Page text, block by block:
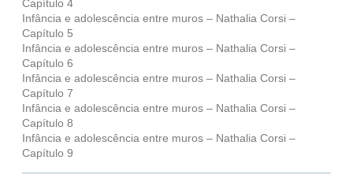
Capítulo 4
Infância e adolescência entre muros – Nathalia Corsi –
Capítulo 5
Infância e adolescência entre muros – Nathalia Corsi –
Capítulo 6
Infância e adolescência entre muros – Nathalia Corsi –
Capítulo 7
Infância e adolescência entre muros – Nathalia Corsi –
Capítulo 8
Infância e adolescência entre muros – Nathalia Corsi –
Capítulo 9